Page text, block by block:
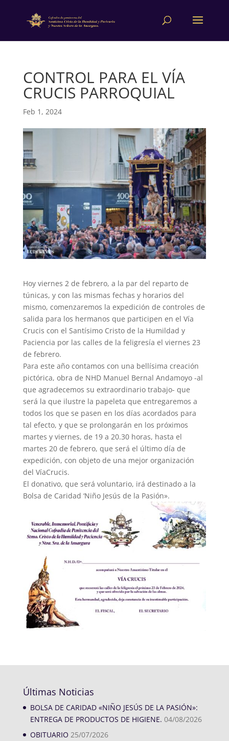
CONTROL PARA EL VÍA
CRUCIS PARROQUIAL
Feb 1, 2024
Hoy viernes 2 de febrero, a la par del reparto de
túnicas, y con las mismas fechas y horarios del
mismo, comenzaremos la expedición de controles de
salida para los hermanos que participen en el Vía
Crucis con el Santísimo Cristo de la Humildad y
Paciencia por las calles de la feligresía el viernes 23
de febrero.
Para este año contamos con una bellísima creación
pictórica, obra de NHD Manuel Bernal Andamoyo -al
que agradecemos su extraordinario trabajo- que
será la que ilustre la papeleta que entregaremos a
todos los que se pasen en los días acordados para
tal efecto, y que se prolongarán en los próximos
martes y viernes, de 19 a 20.30 horas, hasta el
martes 20 de febrero, que será el último día de
expedición, con objeto de una mejor organización
del VíaCrucis.
El donativo, que será voluntario, irá destinado a la
Bolsa de Caridad ‘Niño Jesús de la Pasión».
Últimas Noticias
BOLSA DE CARIDAD «NIÑO JESÚS DE LA PASIÓN»:
ENTREGA DE PRODUCTOS DE HIGIENE. 04/08/2026
OBITUARIO 25/07/2026